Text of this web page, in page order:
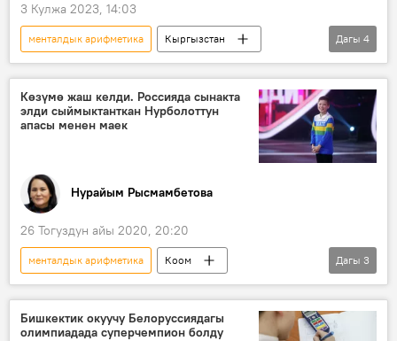
3 Кулжа 2023, 14:03
менталдык арифметика
Кыргызстан
Бишкек
акыл
Россия
Видео
Дагы 4
Көзүмө жаш келди. Россияда сынакта
элди сыймыктанткан Нурболоттун
апасы менен маек
Нурайым Рысмамбетова
26 Тогуздун айы 2020, 20:20
менталдык арифметика
Коом
Кыргызстан
маек сынак
Дагы 3
Бишкектик окуучу Белоруссиядагы
олимпиадада суперчемпион болду